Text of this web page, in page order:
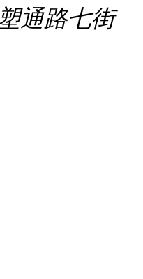
通路七街